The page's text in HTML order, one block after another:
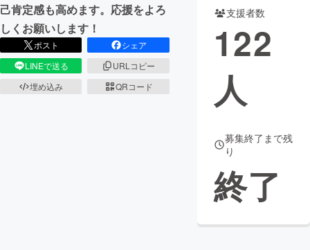
己肯定感も高めます。応援をよろ
しくお願いします！
ポスト
シェア
LINEで送る
URLコピー
埋め込み
QRコード
支援者数
122
人
募集終了まで残
り
終了